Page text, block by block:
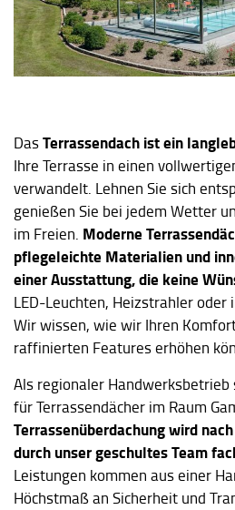
DasTerrassendach ist ein
Ihre Terrasse in einen
verwandelt. Lehnen Sie sich
genießen Sie bei jedem Wetter
im Freien. Moderne
pflegeleichte Materialien und
einer Ausstattung, die keine
LED-Leuchten, Heizstrahler
Wir wissen, wie wir Ihren
raffinierten Features erhöhen
Als regionaler
für Terrassendächer im Raum
Terrassenüberdachung wird
durch unser geschultes Team
Leistungen kommen aus einer
Höchstmaß an Sicherheit und